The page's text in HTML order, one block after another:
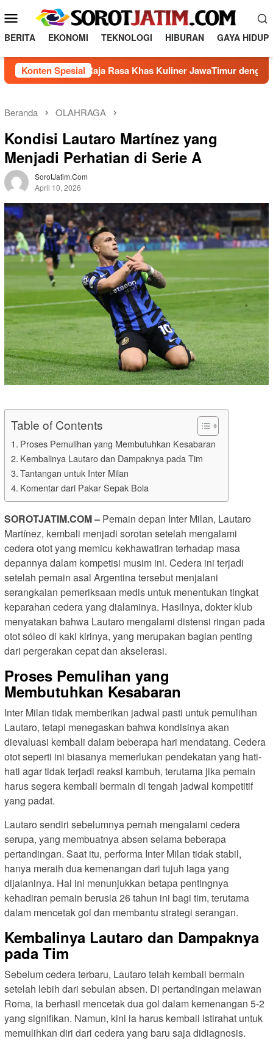
o
a
e
u
M
b
l
e
BERITA EKONOMI TEKNOLOGI HIBURAN GAYA HIDUP
Konten Spesial
Membuat Raja Rasa Khas Kuliner JawaTimur dengan 5
Beranda OLAHRAGA
Kondisi Lautaro Martínez yang
Menjadi Perhatian di Serie A
SorotJatim.com
April 10, 2026
Table of Contents
Proses Pemulihan yang Membutuhkan Kesabaran
Kembalinya Lautaro dan Dampaknya pada Tim
Tantangan untuk Inter Milan
Komentar dari Pakar Sepak Bola
SOROTJATIM.COM – Pemain depan Inter Milan, Lautaro
Martínez, kembali menjadi sorotan setelah mengalami
cedera otot yang memicu kekhawatiran terhadap masa
depannya dalam kompetisi musim ini. Cedera ini terjadi
setelah pemain asal Argentina tersebut menjalani
serangkaian pemeriksaan medis untuk menentukan tingkat
keparahan cedera yang dialaminya. Hasilnya, dokter klub
menyatakan bahwa Lautaro mengalami distensi ringan pada
otot sóleo di kaki kirinya, yang merupakan bagian penting
dari pergerakan cepat dan akselerasi.
Proses Pemulihan yang
Membutuhkan Kesabaran
Inter Milan tidak memberikan jadwal pasti untuk pemulihan
Lautaro, tetapi menegaskan bahwa kondisinya akan
dievaluasi kembali dalam beberapa hari mendatang. Cedera
otot seperti ini biasanya memerlukan pendekatan yang hati-
hati agar tidak terjadi reaksi kambuh, terutama jika pemain
harus segera kembali bermain di tengah jadwal kompetitif
yang padat.
Lautaro sendiri sebelumnya pernah mengalami cedera
serupa, yang membuatnya absen selama beberapa
pertandingan. Saat itu, performa Inter Milan tidak stabil,
hanya meraih dua kemenangan dari tujuh laga yang
dijalaninya. Hal ini menunjukkan betapa pentingnya
kehadiran pemain berusia 26 tahun ini bagi tim, terutama
dalam mencetak gol dan membantu strategi serangan.
Kembalinya Lautaro dan Dampaknya
pada Tim
Sebelum cedera terbaru, Lautaro telah kembali bermain
setelah lebih dari sebulan absen. Di pertandingan melawan
Roma, ia berhasil mencetak dua gol dalam kemenangan 5-2
yang signifikan. Namun, kini ia harus kembali istirahat untuk
memulihkan diri dari cedera yang baru saja didiagnosis.